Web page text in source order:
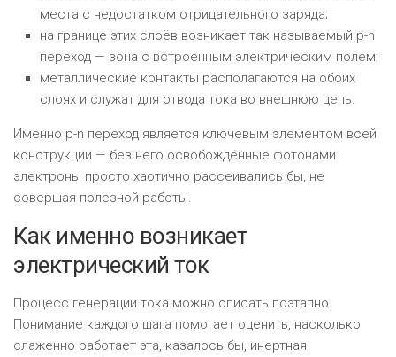
места с недостатком отрицательного заряда;
на границе этих слоёв возникает так называемый p-n
переход — зона с встроенным электрическим полем;
металлические контакты располагаются на обоих
слоях и служат для отвода тока во внешнюю цепь.
Именно p-n переход является ключевым элементом всей
конструкции — без него освобождённые фотонами
электроны просто хаотично рассеивались бы, не
совершая полезной работы.
Как именно возникает
электрический ток
Процесс генерации тока можно описать поэтапно.
Понимание каждого шага помогает оценить, насколько
слаженно работает эта, казалось бы, инертная